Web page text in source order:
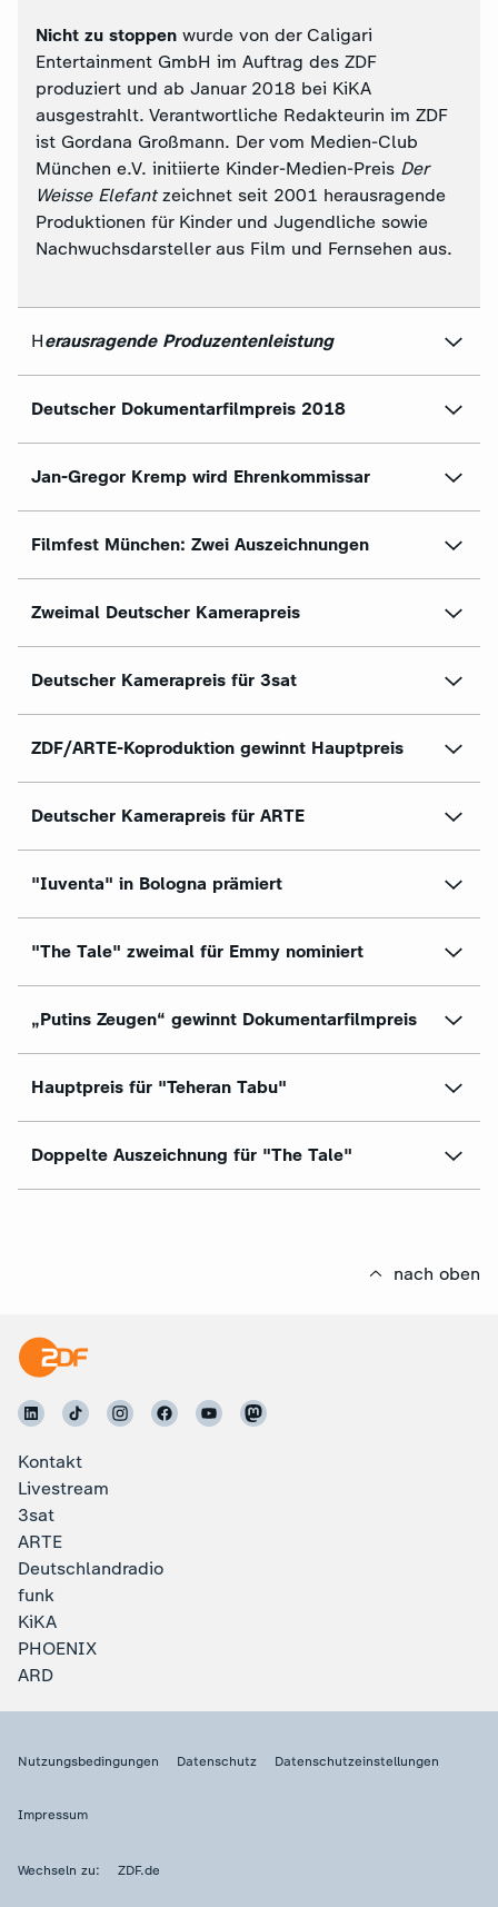
Nicht zu stoppen wurde von der Caligari
Entertainment GmbH im Auftrag des ZDF
produziert und ab Januar 2018 bei KiKA
ausgestrahlt. Verantwortliche Redakteurin im ZDF
ist Gordana Großmann. Der vom Medien-Club
München e.V. initiierte Kinder-Medien-Preis Der
Weisse Elefantzeichnet seit 2001 herausragende
Produktionen für Kinder und Jugendliche sowie
Nachwuchsdarsteller aus Film und Fernsehen aus.
Herausragende Produzentenleistung
Deutscher Dokumentarfilmpreis 2018
Jan-Gregor Kremp wird Ehrenkommissar
Filmfest München: Zwei Auszeichnungen
Zweimal Deutscher Kamerapreis
Deutscher Kamerapreis für 3sat
ZDF/ARTE-Koproduktion gewinnt Hauptpreis
Deutscher Kamerapreis für ARTE
"Iuventa" in Bologna prämiert
"The Tale" zweimal für Emmy nominiert
„Putins Zeugen“ gewinnt Dokumentarfilmpreis
Hauptpreis für "Teheran Tabu"
Doppelte Auszeichnung für "The Tale"
nach oben
Kontakt
Livestream
3sat
ARTE
Deutschlandradio
funk
KiKA
PHOENIX
ARD
Nutzungsbedingungen Datenschutz Datenschutzeinstellungen
Impressum
Wechseln zu: ZDF.de